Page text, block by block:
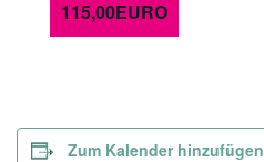
115,00EURO
Zum Kalender hinzufügen